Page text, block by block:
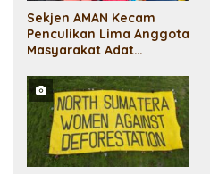
Sekjen AMAN Kecam
Penculikan Lima Anggota
Masyarakat Adat
HAM!